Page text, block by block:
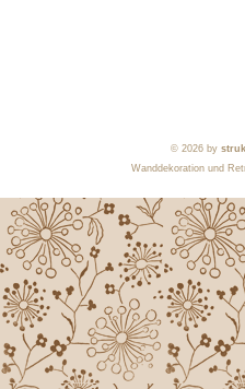
© 2026 by
Wanddekoration und